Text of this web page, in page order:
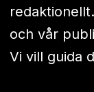
och vår
Vi vill guida